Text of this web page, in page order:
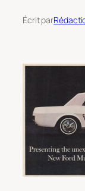
Écrit par